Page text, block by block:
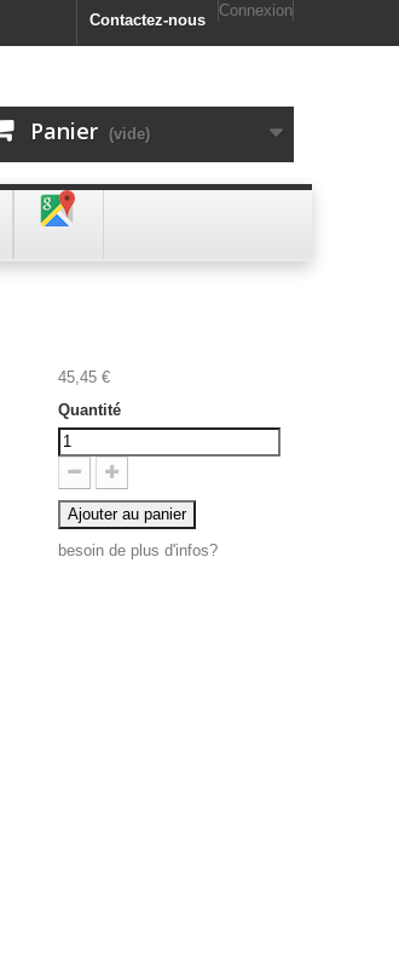
Connexion
Contactez-nous
Panier (vide)
45,45 €
Quantité
Ajouter au panier
besoin de plus d'infos?